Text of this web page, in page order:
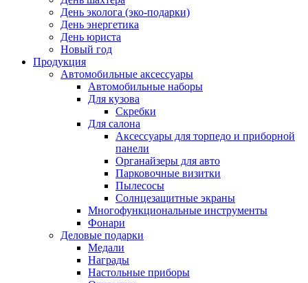
День эколога (эко-подарки)
День энергетика
День юриста
Новый год
Продукция
Автомобильные аксессуары
Автомобильные наборы
Для кузова
Скребки
Для салона
Аксессуары для торпедо и приборной
панели
Органайзеры для авто
Парковочные визитки
Пылесосы
Солнцезащитные экраны
Многофункциональные инструменты
Фонари
Деловые подарки
Медали
Награды
Настольные приборы